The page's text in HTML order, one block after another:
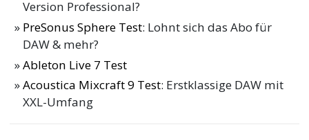
Version Professional?
PreSonus Sphere Test: Lohnt sich das Abo für
DAW & mehr?
Ableton Live 7 Test
Acoustica Mixcraft 9 Test: Erstklassige DAW mit
XXL-Umfang